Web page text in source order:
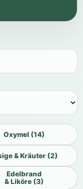
Oxymel (14)
& Kräuter (2)
Edelbrand
& Liköre (3)